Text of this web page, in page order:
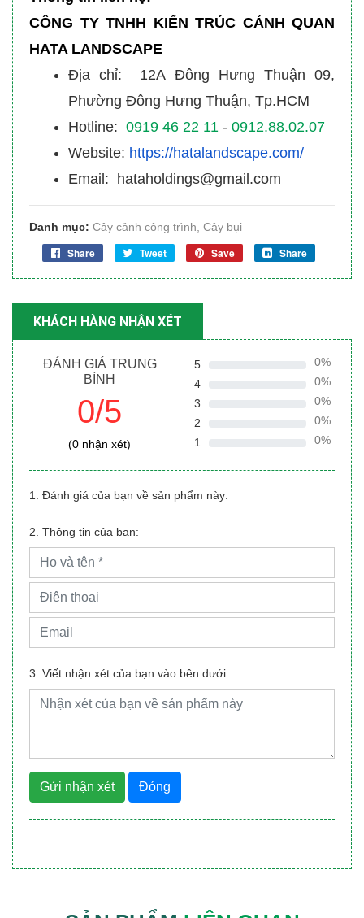
CÔNG TY TNHH KIẾN TRÚC CẢNH QUAN
HATA LANDSCAPE
Địa chỉ: 12A Đông Hưng Thuận 09,
Phường Đông Hưng Thuận, Tp.HCM
Hotline: 0919 46 22 11 - 0912.88.02.07
Website: https://hatalandscape.com/
Email: hataholdings@gmail.com
Danh mục: Cây cảnh công trình, Cây bụi
Share Tweet Save Share
KHÁCH HÀNG NHẬN XÉT
ĐÁNH GIÁ TRUNG
BÌNH
0/5
(0 nhận xét)
5
0%
4
0%
3
0%
2
0%
1
0%
1. Đánh giá của bạn về sản phẩm này:
2. Thông tin của bạn:
3. Viết nhận xét của bạn vào bên dưới:
Gửi nhận xét Đóng